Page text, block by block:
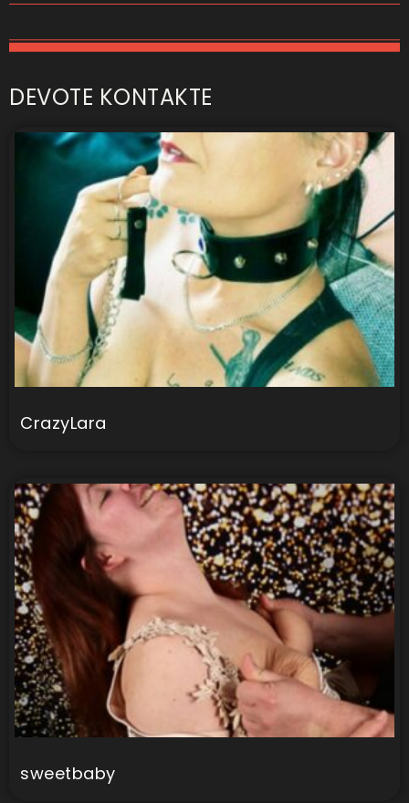
DEVOTE KONTAKTE
CrazyLara
sweetbaby